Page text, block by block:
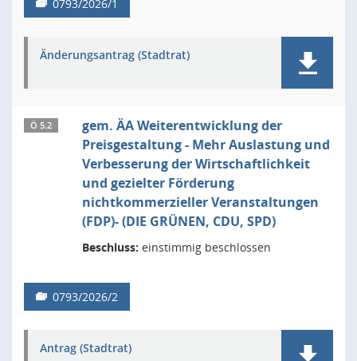
0793/2026/1
Änderungsantrag (Stadtrat)
Ö 5.2
gem. ÄA Weiterentwicklung der
Preisgestaltung - Mehr Auslastung und
Verbesserung der Wirtschaftlichkeit
und gezielter Förderung
nichtkommerzieller Veranstaltungen
(FDP)- (DIE GRÜNEN, CDU, SPD)
Beschluss: einstimmig beschlossen
0793/2026/2
Antrag (Stadtrat)